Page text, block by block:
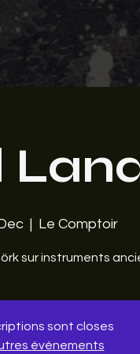
  |
Le Comptoir
sur instruments
sont closes
événements